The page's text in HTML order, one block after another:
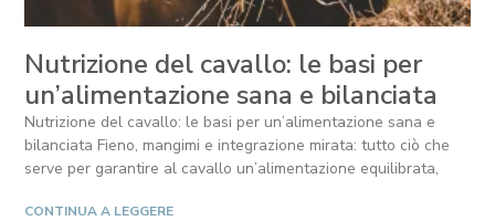
Nutrizione del cavallo: le basi per
un’alimentazione sana e bilanciata
Nutrizione del cavallo: le basi per un’alimentazione sana e
bilanciata Fieno, mangimi e integrazione mirata: tutto ciò che
serve per garantire al cavallo un’alimentazione equilibrata,
CONTINUA A LEGGERE